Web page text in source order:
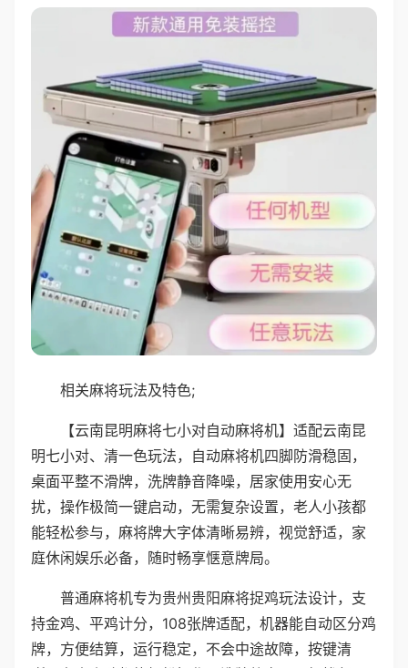
相关麻将玩法及特色;
【云南昆明麻将七小对自动麻将机】适配云南昆
明七小对、清一色玩法，自动麻将机四脚防滑稳固，
桌面平整不滑牌，洗牌静音降噪，居家使用安心无
扰，操作极简一键启动，无需复杂设置，老人小孩都
能轻松参与，麻将牌大字体清晰易辨，视觉舒适，家
庭休闲娱乐必备，随时畅享惬意牌局。
普通麻将机专为贵州贵阳麻将捉鸡玩法设计，支
持金鸡、平鸡计分，108张牌适配，机器能自动区分鸡
牌，方便结算，运行稳定，不会中途故障，按键清